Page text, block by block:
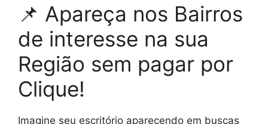
📌 Apareça nos Bairros
de interesse na sua
Região sem pagar por
Clique!
Imagine seu escritório aparecendo em buscas